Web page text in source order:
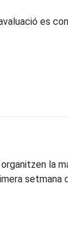
es
la
setmana